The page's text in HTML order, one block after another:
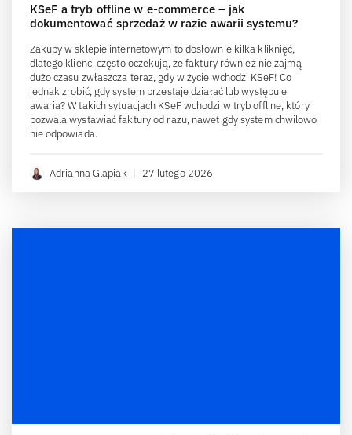
KSeF a tryb offline w e-commerce – jak
dokumentować sprzedaż w razie awarii systemu?
Zakupy w sklepie internetowym to dosłownie kilka kliknięć,
dlatego klienci często oczekują, że faktury również nie zajmą
dużo czasu zwłaszcza teraz, gdy w życie wchodzi KSeF! Co
jednak zrobić, gdy system przestaje działać lub występuje
awaria? W takich sytuacjach KSeF wchodzi w tryb offline, który
pozwala wystawiać faktury od razu, nawet gdy system chwilowo
nie odpowiada.
Adrianna Glapiak | 27 lutego 2026